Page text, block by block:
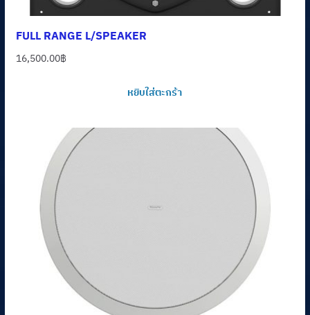
FULL RANGE L/SPEAKER
16,500.00฿
หยิบใส่ตะกร้า